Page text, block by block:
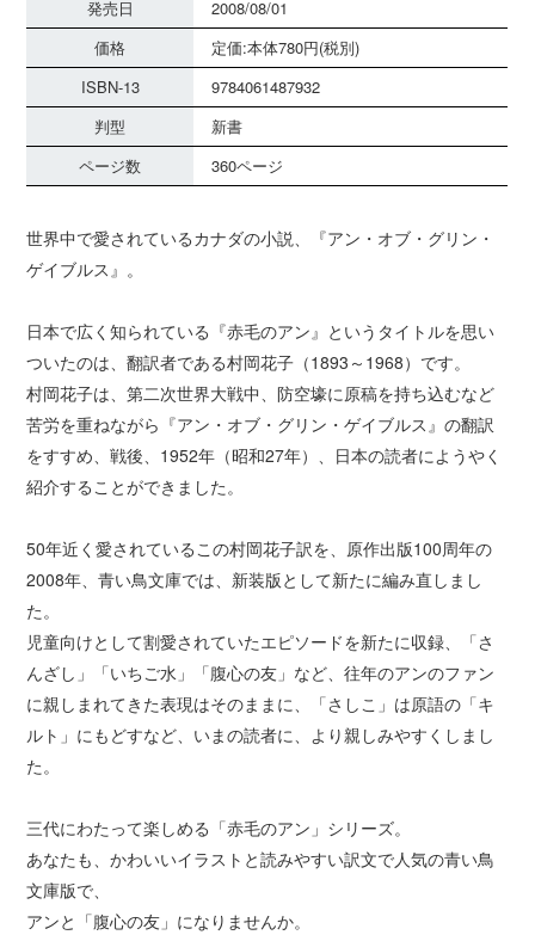
発売日
2008/08/01
価格
定価:本体780円(税別)
ISBN-13
9784061487932
判型
新書
ページ数
360ページ
世界中で愛されているカナダの小説、『アン・オブ・グリン・
ゲイブルス』。
日本で広く知られている『赤毛のアン』というタイトルを思い
ついたのは、翻訳者である村岡花子（1893～1968）です。
村岡花子は、第二次世界大戦中、防空壕に原稿を持ち込むなど
苦労を重ねながら『アン・オブ・グリン・ゲイブルス』の翻訳
をすすめ、戦後、1952年（昭和27年）、日本の読者にようやく
紹介することができました。
50年近く愛されているこの村岡花子訳を、原作出版100周年の
2008年、青い鳥文庫では、新装版として新たに編み直しまし
た。
児童向けとして割愛されていたエピソードを新たに収録、「さ
んざし」「いちご水」「腹心の友」など、往年のアンのファン
に親しまれてきた表現はそのままに、「さしこ」は原語の「キ
ルト」にもどすなど、いまの読者に、より親しみやすくしまし
た。
三代にわたって楽しめる「赤毛のアン」シリーズ。
あなたも、かわいいイラストと読みやすい訳文で人気の青い鳥
文庫版で、
アンと「腹心の友」になりませんか。